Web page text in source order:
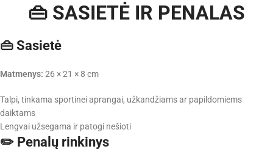
👜 SASIETĖ IR PENALAS
👜 Sasietė
Matmenys: 26 × 21 × 8 cm
Talpi, tinkama sportinei aprangai, užkandžiams ar papildomiems
daiktams
Lengvai užsegama ir patogi nešioti
✏️ Penalų rinkinys